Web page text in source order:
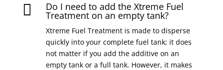
 Do I need to add the Xtreme Fuel
Treatment on an empty tank?
Xtreme Fuel Treatment is made to disperse
quickly into your complete fuel tank; it does
not matter if you add the additive on an
empty tank or a full tank. However, it makes